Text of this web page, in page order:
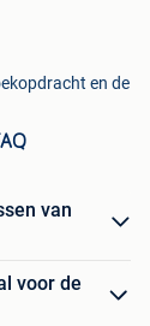
en de
van
voor de